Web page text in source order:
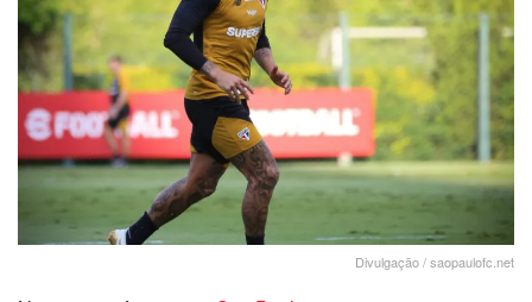
Divulgação / saopaulofc.net